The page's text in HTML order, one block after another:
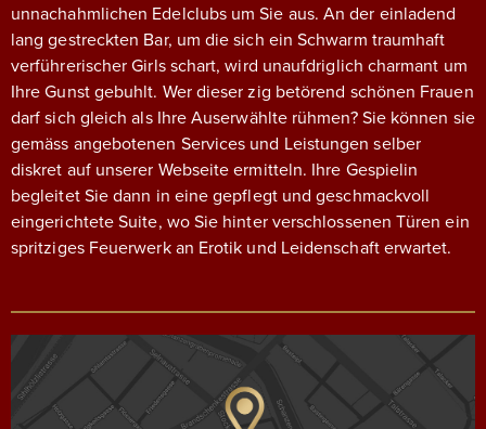
unnachahmlichen Edelclubs um Sie aus. An der einladend
lang gestreckten Bar, um die sich ein Schwarm traumhaft
verführerischer Girls schart, wird unaufdriglich charmant um
Ihre Gunst gebuhlt. Wer dieser zig betörend schönen Frauen
darf sich gleich als Ihre Auserwählte rühmen? Sie können sie
gemäss angebotenen Services und Leistungen selber
diskret auf unserer Webseite ermitteln. Ihre Gespielin
begleitet Sie dann in eine gepflegt und geschmackvoll
eingerichtete Suite, wo Sie hinter verschlossenen Türen ein
spritziges Feuerwerk an Erotik und Leidenschaft erwartet.